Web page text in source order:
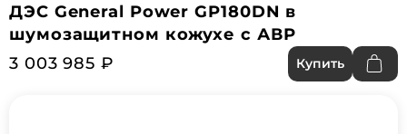
ДЭС General Power GP180DN в
шумозащитном кожухе с АВР
3 003 985 ₽
Купить